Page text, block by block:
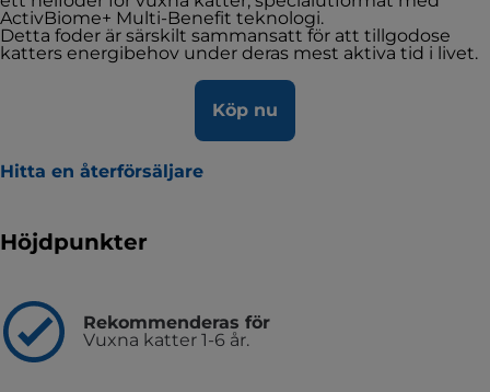
ActivBiome+ Multi-Benefit teknologi.
Detta foder är särskilt sammansatt för att tillgodose
katters energibehov under deras mest aktiva tid i livet.
Köp nu
Hitta en återförsäljare
Höjdpunkter
Rekommenderas för
Vuxna katter 1-6 år.